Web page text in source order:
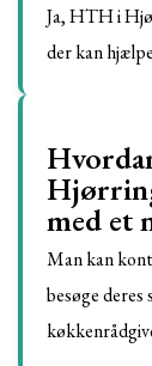
Ja, HTH i
der kan
med et
Man kan
besøge